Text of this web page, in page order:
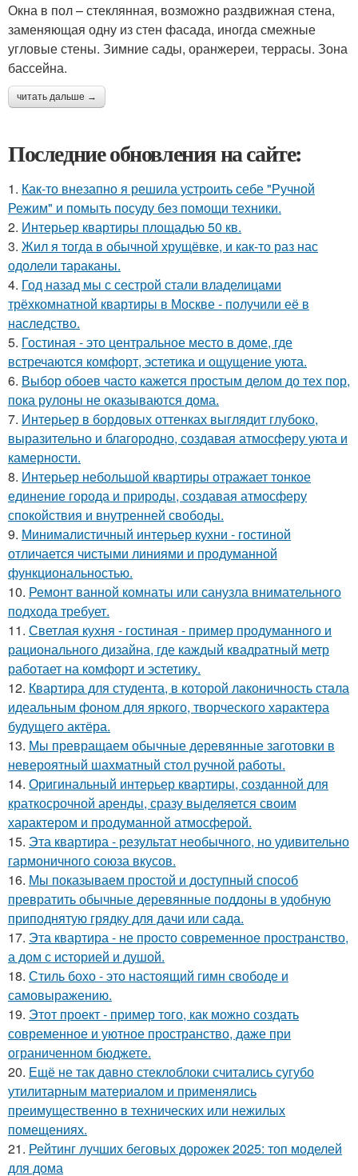
Окна в пол – стеклянная, возможно раздвижная стена,
заменяющая одну из стен фасада, иногда смежные
угловые стены. Зимние сады, оранжереи, террасы. Зона
бассейна.
читать дальше →
Последние обновления на сайте:
1. Как-то внезапно я решила устроить себе "Ручной
Режим" и помыть посуду без помощи техники.
2. Интерьер квартиры площадью 50 кв.
3. Жил я тогда в обычной хрущёвке, и как-то раз нас
одолели тараканы.
4. Год назад мы с сестрой стали владелицами
трёхкомнатной квартиры в Москве - получили её в
наследство.
5. Гостиная - это центральное место в доме, где
встречаются комфорт, эстетика и ощущение уюта.
6. Выбор обоев часто кажется простым делом до тех пор,
пока рулоны не оказываются дома.
7. Интерьер в бордовых оттенках выглядит глубоко,
выразительно и благородно, создавая атмосферу уюта и
камерности.
8. Интерьер небольшой квартиры отражает тонкое
единение города и природы, создавая атмосферу
спокойствия и внутренней свободы.
9. Минималистичный интерьер кухни - гостиной
отличается чистыми линиями и продуманной
функциональностью.
10. Ремонт ванной комнаты или санузла внимательного
подхода требует.
11. Светлая кухня - гостиная - пример продуманного и
рационального дизайна, где каждый квадратный метр
работает на комфорт и эстетику.
12. Квартира для студента, в которой лаконичность стала
идеальным фоном для яркого, творческого характера
будущего актёра.
13. Мы превращаем обычные деревянные заготовки в
невероятный шахматный стол ручной работы.
14. Оригинальный интерьер квартиры, созданной для
краткосрочной аренды, сразу выделяется своим
характером и продуманной атмосферой.
15. Эта квартира - результат необычного, но удивительно
гармоничного союза вкусов.
16. Мы показываем простой и доступный способ
превратить обычные деревянные поддоны в удобную
приподнятую грядку для дачи или сада.
17. Эта квартира - не просто современное пространство,
а дом с историей и душой.
18. Стиль бохо - это настоящий гимн свободе и
самовыражению.
19. Этот проект - пример того, как можно создать
современное и уютное пространство, даже при
ограниченном бюджете.
20. Ещё не так давно стеклоблоки считались сугубо
утилитарным материалом и применялись
преимущественно в технических или нежилых
помещениях.
21. Рейтинг лучших беговых дорожек 2025: топ моделей
для дома